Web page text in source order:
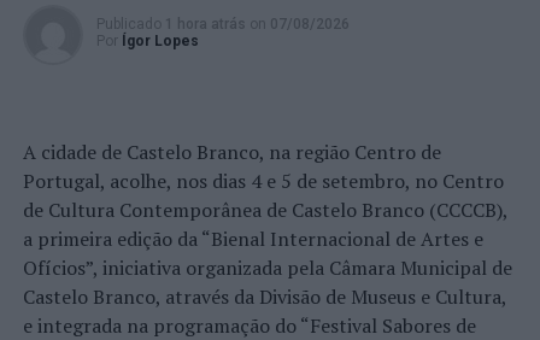
Publicado 1 hora atrás on 07/08/2026
Por
Ígor Lopes
A cidade de Castelo Branco, na região Centro de
Portugal, acolhe, nos dias 4 e 5 de setembro, no Centro
de Cultura Contemporânea de Castelo Branco (CCCCB),
a primeira edição da “Bienal Internacional de Artes e
Ofícios”, iniciativa organizada pela Câmara Municipal de
Castelo Branco, através da Divisão de Museus e Cultura,
e integrada na programação do “Festival Sabores de